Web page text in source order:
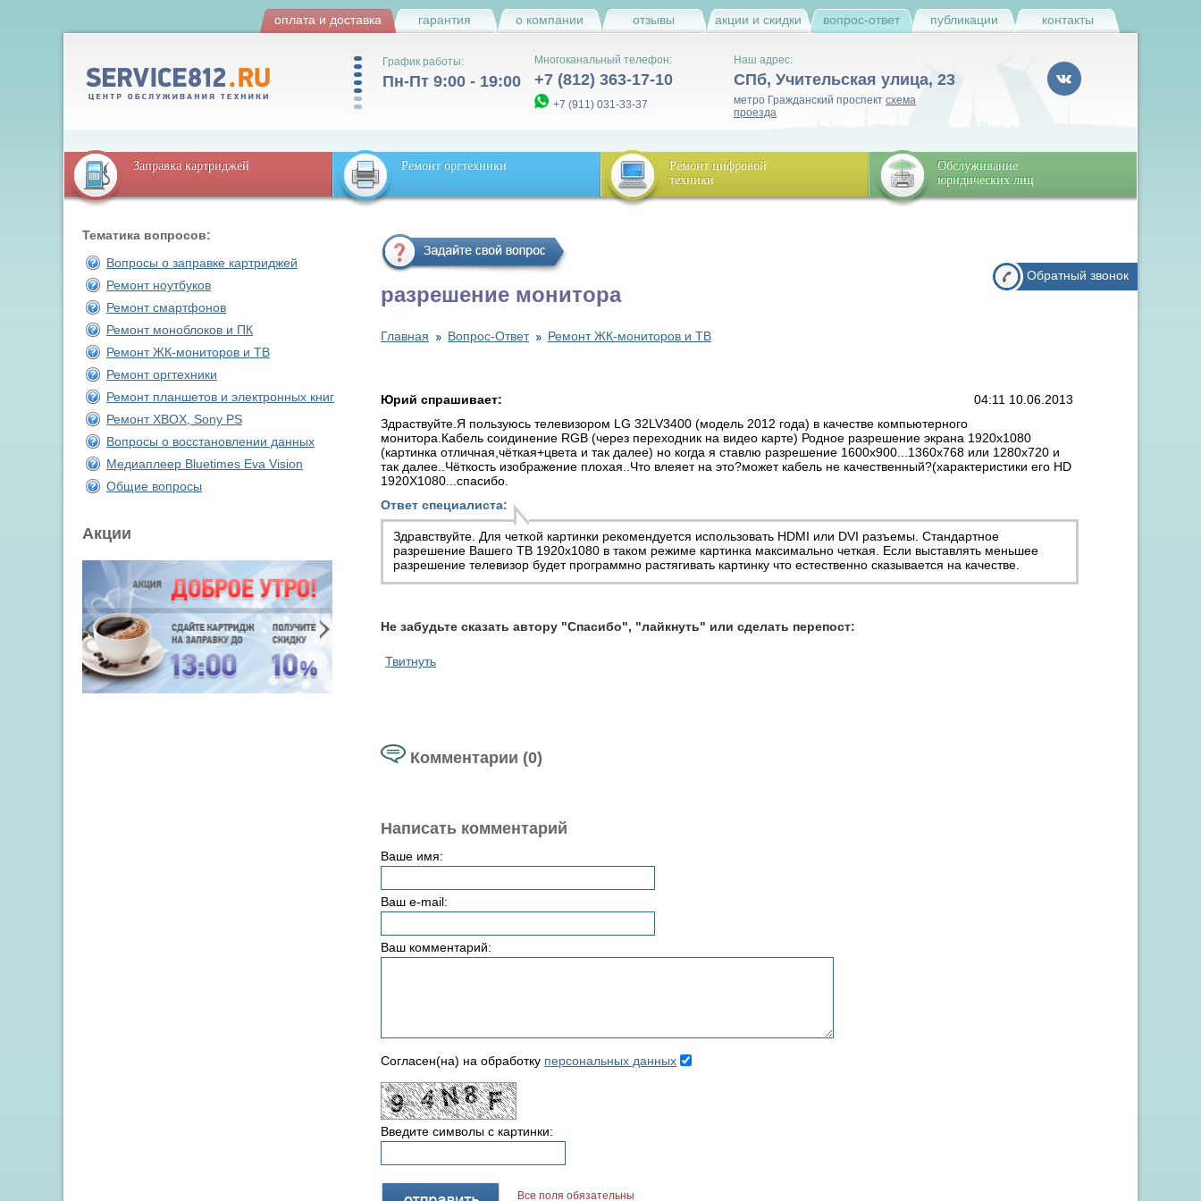
оплата и доставка гарантия о компании отзывы акции и скидки вопрос-ответ публикации контакты
График работы:
Пн-Пт 9:00 - 19:00
Многоканальный телефон:
+7 (812) 363-17-10
+7 (911) 031-33-37
Наш адрес:
СПб, Учительская улица, 23
метро Гражданский проспект схема
проезда
Заправка картриджей Ремонт оргтехники
Ремонт цифровой
техники
Обслуживание
юридических лиц
Тематика вопросов:
Вопросы о заправке картриджей
Ремонт ноутбуков
Ремонт смартфонов
Ремонт моноблоков и ПК
Ремонт ЖК-мониторов и ТВ
Ремонт оргтехники
Ремонт планшетов и электронных книг
Ремонт XBOX, Sony PS
Вопросы о восстановлении данных
Медиаплеер Bluetimes Eva Vision
Общие вопросы
Акции
разрешение монитора
Главная Вопрос-Ответ Ремонт ЖК-мониторов и ТВ
Юрий спрашивает:
04:11 10.06.2013
Здраствуйте.Я пользуюсь телевизором LG 32LV3400 (модель 2012 года) в качестве компьютерного
монитора.Кабель соидинение RGB (через переходник на видео карте) Родное разрешение экрана 1920х1080
(картинка отличная,чёткая+цвета и так далее) но когда я ставлю разрешение 1600х900...1360х768 или 1280х720 и
так далее..Чёткость изображение плохая..Что влеяет на это?может кабель не качественный?(характеристики его HD
1920X1080...спасибо.
Ответ специалиста:
Здравствуйте. Для четкой картинки рекомендуется использовать HDMI или DVI разъемы. Стандартное
разрешение Вашего ТВ 1920х1080 в таком режиме картинка максимально четкая. Если выставлять меньшее
разрешение телевизор будет программно растягивать картинку что естественно сказывается на качестве.
Не забудьте сказать автору "Спасибо", "лайкнуть" или сделать перепост:
Твитнуть
Комментарии (0)
Написать комментарий
Ваше имя:
Ваш e-mail:
Ваш комментарий:
Согласен(на) на обработку персональных данных
Введите символы с картинки:
Все поля обязательны
Обратный звонок